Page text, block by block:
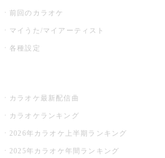
前回のカラオケ
マイうた/マイアーティスト
各種設定
カラオケ最新配信曲
カラオケランキング
2026年カラオケ上半期ランキング
2025年カラオケ年間ランキング